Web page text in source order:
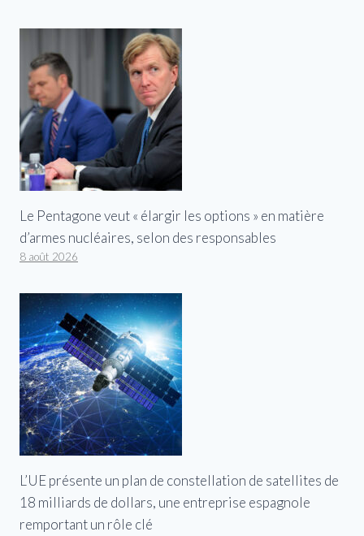
Le Pentagone veut « élargir les options » en matière
d’armes nucléaires, selon des responsables
8 août 2026
L’UE présente un plan de constellation de satellites de
18 milliards de dollars, une entreprise espagnole
remportant un rôle clé